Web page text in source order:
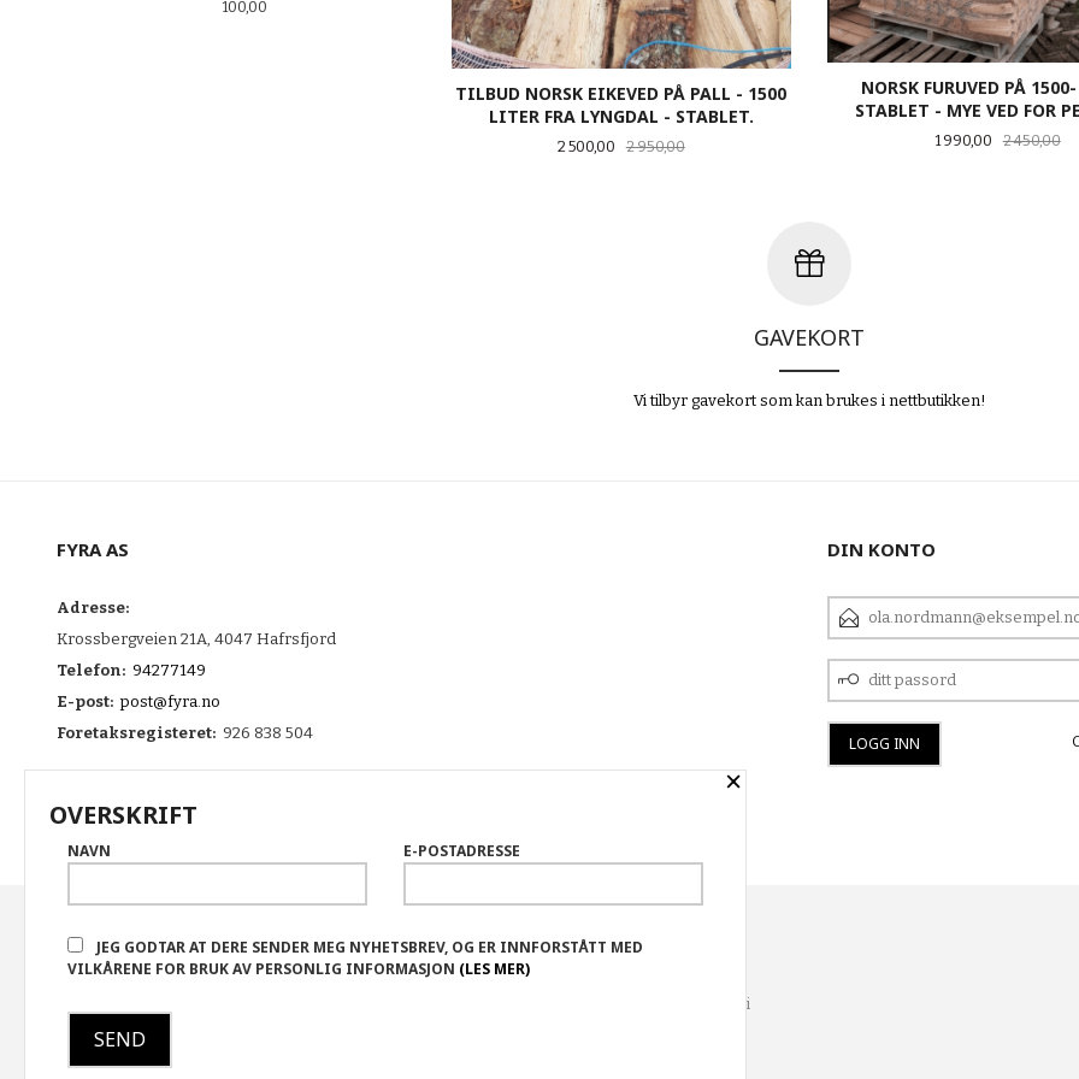
Pris
100,00
TILBUD NORSK EIKEVED PÅ PALL - 1500
LITER FRA LYNGDAL - STABLET.
Tilbud
2 500,00 2 950,00Rabatt
NORSK FURUVED PÅ
STABLET - MYE VED FOR
Tilbud
1 990,00 2 450,00
GAVEKORT
Vi tilbyr gavekort som kan brukes i nettbutikken!
FYRA AS
Adresse:
Krossbergveien 21A, 4047 Hafrsfjord
Telefon: 94277149
E-post: post@fyra.no
Foretaksregisteret: 926 838 504
DIN KONTO
E-
POSTADRESSE
DITT
PASSORD
Vår nettbutikk bruker cookies slik at du får en bedre kjøpsopplevelse og vi kan yte deg bedre
service. Vi bruker cookies hovedsaklig til å lagre innloggingsdetaljer og huske hva du har puttet i
innstillinger for cookies.
×
OVERSKRIFT
NAVN E-POSTADRESSE
JEG GODTAR AT DERE SENDER MEG NYHETSBREV, OG ER INNFORSTÅTT MED
VILKÅRENE FOR BRUK AV PERSONLIG INFORMASJON (LES MER)